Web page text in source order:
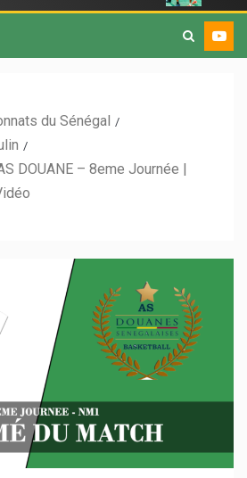
du Sénégal
DOUANE – 8eme Journée |